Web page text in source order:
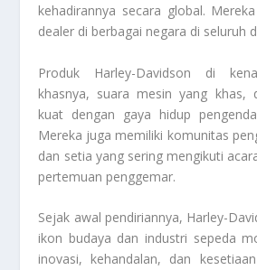
kehadirannya secara global.
dealer di berbagai negara di seluruh
Produk Harley-Davidson di
khasnya, suara mesin yang khas,
kuat dengan gaya hidup
Mereka juga memiliki komunitas
dan setia yang sering mengikuti
pertemuan penggemar.
Sejak awal pendiriannya, Harley-
ikon budaya dan industri sepeda
inovasi, kehandalan, dan